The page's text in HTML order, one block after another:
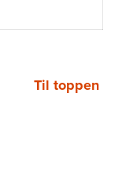
Til toppen